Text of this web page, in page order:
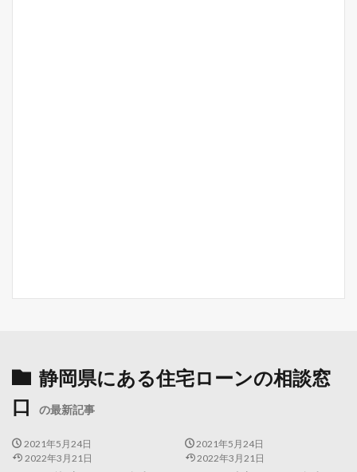
静岡県にある住宅ローンの相談窓
口
の最新記事
2021年5月24日
2022年3月21日
2021年5月24日
2022年3月21日